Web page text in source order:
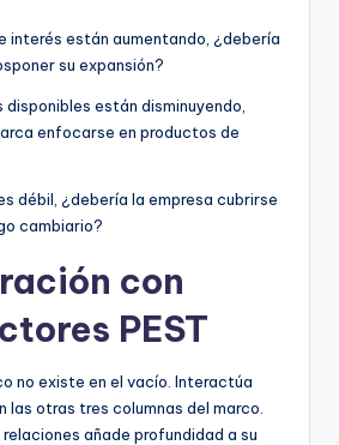
interés están aumentando, ¿debería
su expansión?
disponibles están disminuyendo,
enfocarse en productos de
débil, ¿debería la empresa cubrirse
cambiario?
con
PEST
no existe en el vacío. Interactúa
las otras tres columnas del marco.
añade profundidad a su